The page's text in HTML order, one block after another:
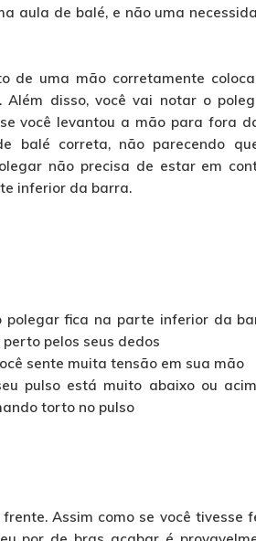
aula de balé, e não uma
de uma mão corretamente
disso, você vai notar o
você levantou a mão para fora
balé correta, não parecendo
não precisa de estar em
inferior da barra.
polegar fica na parte inferior da
perto pelos seus dedos
sente muita tensão em sua mão
pulso está muito abaixo ou
torto no pulso
Assim como se você tivesse